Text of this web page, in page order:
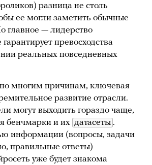
разница не столь
ее могли заметить обычные
главное — лидерство
превосходства
реальных повседневных
многим причинам, ключевая
развитие отрасли.
могут выходить гораздо чаще,
бенчмарки и их датасеты .
информации (вопросы, задачи
правильные ответы)
уже будет знакома